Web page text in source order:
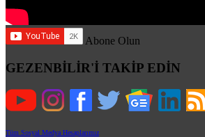
Abone Olun
GEZENBİLİR'İ TAKİP EDİN
Tüm Sosyal Medya Hesaplarımız